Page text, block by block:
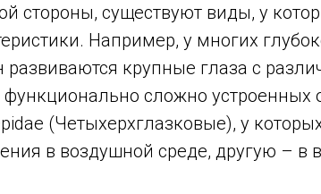
стороны, существуют виды, у
Например, у многих
развиваются крупные глаза с
сложно устроенных
(Четыхерхглазковые), у
в воздушной среде, другую – в